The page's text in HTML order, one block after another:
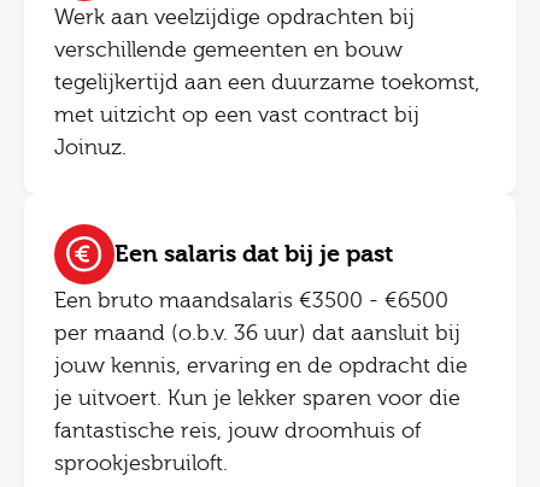
Werk aan veelzijdige opdrachten bij
verschillende gemeenten en bouw
tegelijkertijd aan een duurzame toekomst,
met uitzicht op een vast contract bij
Joinuz.
Een salaris dat bij je past
Een bruto maandsalaris €3500 - €6500
per maand (o.b.v. 36 uur) dat aansluit bij
jouw kennis, ervaring en de opdracht die
je uitvoert. Kun je lekker sparen voor die
fantastische reis, jouw droomhuis of
sprookjesbruiloft.